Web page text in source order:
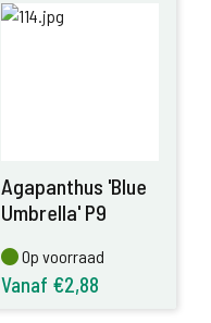
Agapanthus 'Blue
Umbrella' P9
Op voorraad
Op voorraad
Vanaf €2,88